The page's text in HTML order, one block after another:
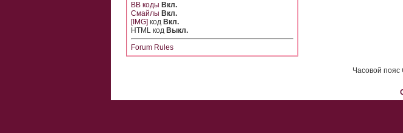
BB коды Вкл.
Смайлы Вкл.
[IMG] код Вкл.
HTML код Выкл.
Forum Rules
Часовой пояс